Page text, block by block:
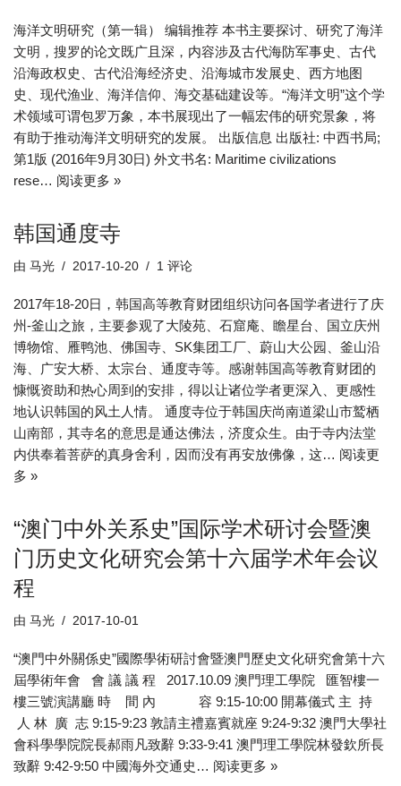
海洋文明研究（第一辑） 编辑推荐 本书主要探讨、研究了海洋
文明，搜罗的论文既广且深，内容涉及古代海防军事史、古代
沿海政权史、古代沿海经济史、沿海城市发展史、西方地图
史、现代渔业、海洋信仰、海交基础建设等。“海洋文明”这个学
术领域可谓包罗万象，本书展现出了一幅宏伟的研究景象，将
有助于推动海洋文明研究的发展。 出版信息 出版社: 中西书局;
第1版 (2016年9月30日) 外文书名: Maritime civilizations
rese… 阅读更多 »
韩国通度寺
由 马光 2017-10-20 1 评论
2017年18-20日，韩国高等教育财团组织访问各国学者进行了庆
州-釜山之旅，主要参观了大陵苑、石窟庵、瞻星台、国立庆州
博物馆、雁鸭池、佛国寺、SK集团工厂、蔚山大公园、釜山沿
海、广安大桥、太宗台、通度寺等。感谢韩国高等教育财团的
慷慨资助和热心周到的安排，得以让诸位学者更深入、更感性
地认识韩国的风土人情。 通度寺位于韩国庆尚南道梁山市鹫栖
山南部，其寺名的意思是通达佛法，济度众生。由于寺内法堂
内供奉着菩萨的真身舍利，因而没有再安放佛像，这… 阅读更
多 »
“澳门中外关系史”国际学术研讨会暨澳
门历史文化研究会第十六届学术年会议
程
由 马光 2017-10-01
“澳門中外關係史”國際學術研討會暨澳門歷史文化研究會第十六
屆學術年會 會 議 議 程 2017.10.09 澳門理工學院 匯智樓一
樓三號演講廳 時 間 內 容 9:15-10:00 開幕儀式 主 持
人 林 廣 志 9:15-9:23 敦請主禮嘉賓就座 9:24-9:32 澳門大學社
會科學學院院長郝雨凡致辭 9:33-9:41 澳門理工學院林發欽所長
致辭 9:42-9:50 中國海外交通史… 阅读更多 »